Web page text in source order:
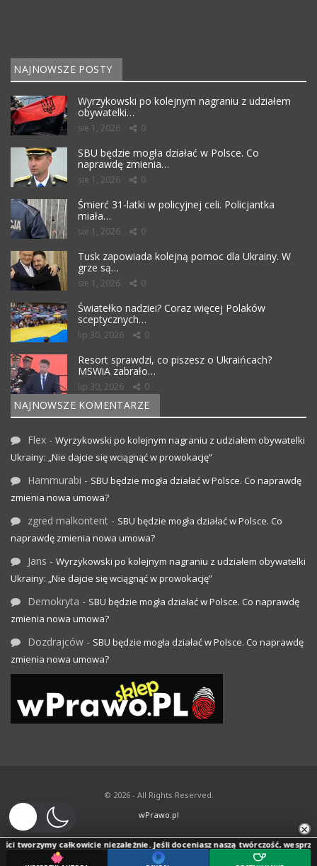
NAJNOWSZE POSTY
Wyrzykowski po kolejnym nagraniu z udziałem
obywatelki…
sie 1, 2026 0
SBU będzie mogła działać w Polsce. Co
naprawdę zmienia…
sie 1, 2026 0
Śmierć 31-latki w policyjnej celi. Policjantka
miała…
sie 1, 2026 0
Tusk zapowiada kolejną pomoc dla Ukrainy. W
grze są…
sie 1, 2026 0
Światełko nadziei? Coraz więcej Polaków
sceptycznych…
lip 30, 2026 0
Resort sprawdzi, co piszesz o Ukraińcach?
MSWiA zabrało…
lip 30, 2026 0
NAJNOWSZE KOMENTARZE
Flex - Wyrzykowski po kolejnym nagraniu z udziałem obywatelki
Ukrainy: „Nie dajcie się wciągnąć w prowokację”
Hammurabi - SBU będzie mogła działać w Polsce. Co naprawdę
zmienia nowa umowa?
zgred malkontent - SBU będzie mogła działać w Polsce. Co
naprawdę zmienia nowa umowa?
Jans - Wyrzykowski po kolejnym nagraniu z udziałem obywatelki
Ukrainy: „Nie dajcie się wciągnąć w prowokację”
Demokryta - SBU będzie mogła działać w Polsce. Co naprawdę
zmienia nowa umowa?
Dozdrajców - SBU będzie mogła działać w Polsce. Co naprawdę
zmienia nowa umowa?
© 2026 - All Rights Reserved.
wPrawo.pl
×
tworzymy całkowicie niezależnie. Jeśli doceniasz naszą twórczość, wesprzyj